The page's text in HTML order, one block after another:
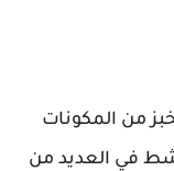
من المكونات
في العديد من